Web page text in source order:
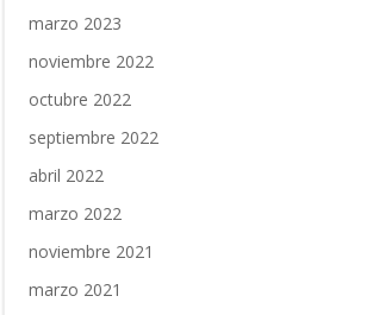
marzo 2023
noviembre 2022
octubre 2022
septiembre 2022
abril 2022
marzo 2022
noviembre 2021
marzo 2021